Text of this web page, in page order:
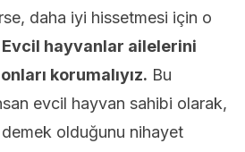
daha iyi hissetmesi için o
Evcil hayvanlar ailelerini
korumalıyız. Bu
evcil hayvan sahibi olarak,
olduğunu nihayet